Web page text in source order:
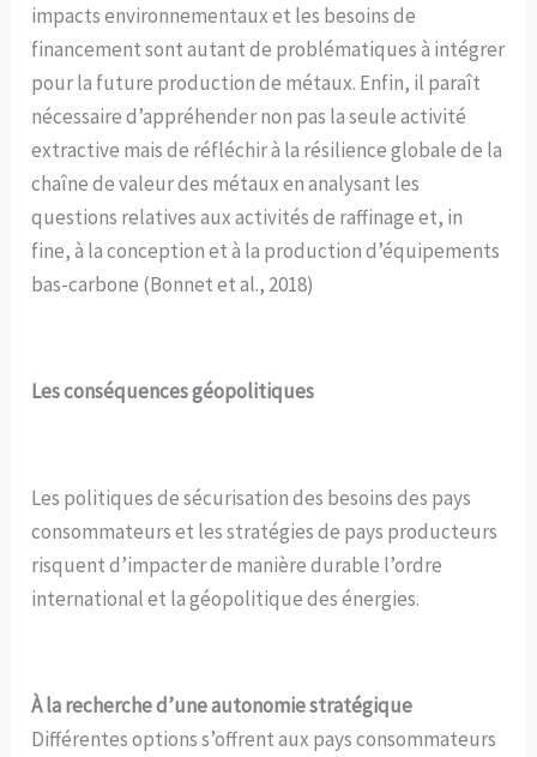
impacts environnementaux et les besoins de
financement sont autant de problématiques à intégrer
pour la future production de métaux. Enfin, il paraît
nécessaire d’appréhender non pas la seule activité
extractive mais de réfléchir à la résilience globale de la
chaîne de valeur des métaux en analysant les
questions relatives aux activités de raffinage et, in
fine, à la conception et à la production d’équipements
bas-carbone (Bonnet et al., 2018)
Les conséquences géopolitiques
Les politiques de sécurisation des besoins des pays
consommateurs et les stratégies de pays producteurs
risquent d’impacter de manière durable l’ordre
international et la géopolitique des énergies.
À la recherche d’une autonomie stratégique
Différentes options s’offrent aux pays consommateurs